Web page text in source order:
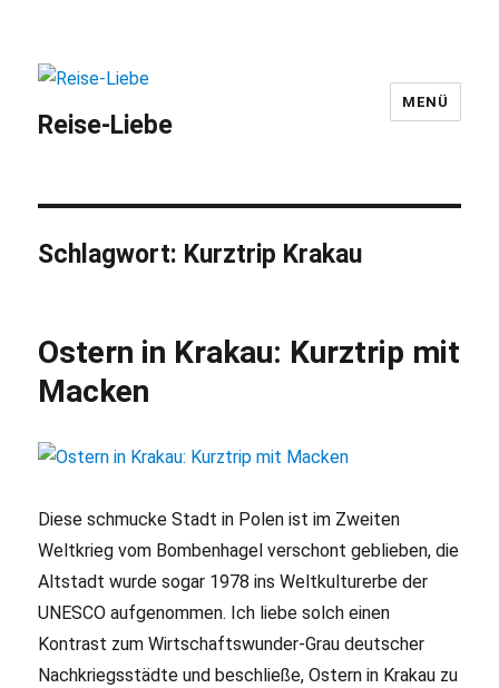
Reise-Liebe
MENÜ
Schlagwort: Kurztrip Krakau
Ostern in Krakau: Kurztrip mit
Macken
Diese schmucke Stadt in Polen ist im Zweiten
Weltkrieg vom Bombenhagel verschont geblieben, die
Altstadt wurde sogar 1978 ins Weltkulturerbe der
UNESCO aufgenommen. Ich liebe solch einen
Kontrast zum Wirtschaftswunder-Grau deutscher
Nachkriegsstädte und beschließe, Ostern in Krakau zu